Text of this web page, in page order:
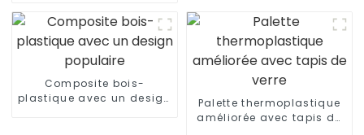
Composite bois-
plastique avec un design
Palette thermoplastique
améliorée avec tapis de